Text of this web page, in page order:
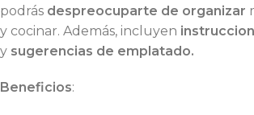
podrás despreocuparte de organizar
y cocinar. Además, incluyen
y sugerencias de emplatado.
Beneficios: